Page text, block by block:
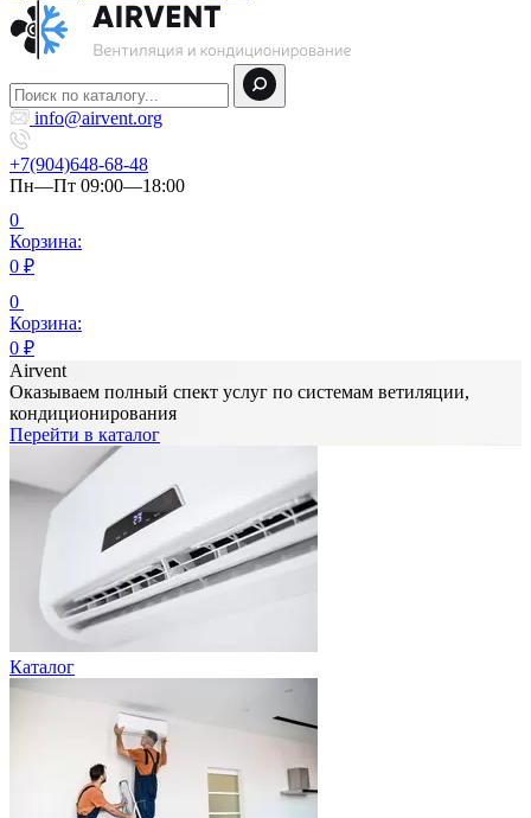
info@airvent.org
+7(904)648-68-48
Пн—Пт 09:00—18:00
0
Корзина:
0 ₽
0
Корзина:
0 ₽
Airvent
Оказываем полный спект услуг по системам ветиляции,
кондиционирования
Перейти в каталог
Каталог